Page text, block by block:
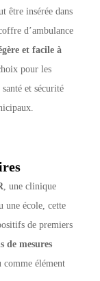
être insérée dans
d’ambulance
et facile à
pour les
et sécurité
, une clinique
une école, cette
de premiers
de mesures
comme élément